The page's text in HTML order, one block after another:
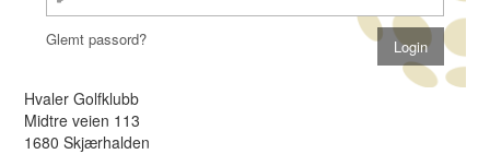
Glemt passord?
Hvaler Golfklubb
Midtre veien 113
1680 Skjærhalden